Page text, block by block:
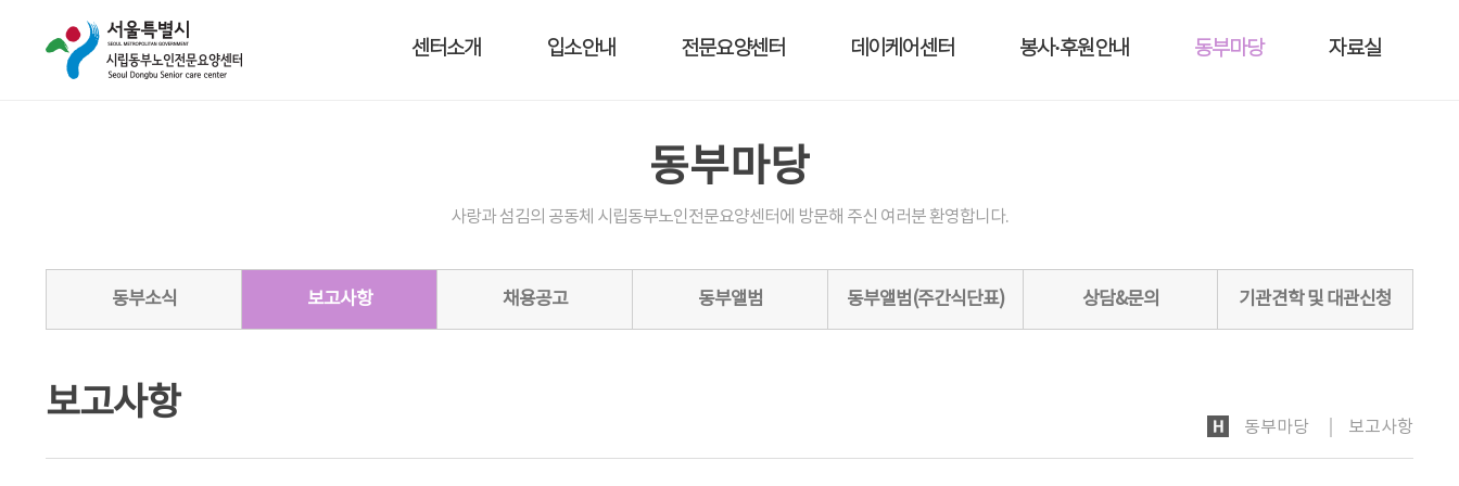
센터소개 입소안내 전문요양센터 데이케어센터 봉사·후원안내 동부마당 자료실
동부마당
사랑과 섬김의 공동체 시립동부노인전문요양센터에 방문해 주신 여러분 환영합니다.
동부소식 보고사항 채용공고 동부앨범 동부앨범(주간식단표) 상담&문의 기관견학 및 대관신청
보고사항 HOME
동부마당 보고사항